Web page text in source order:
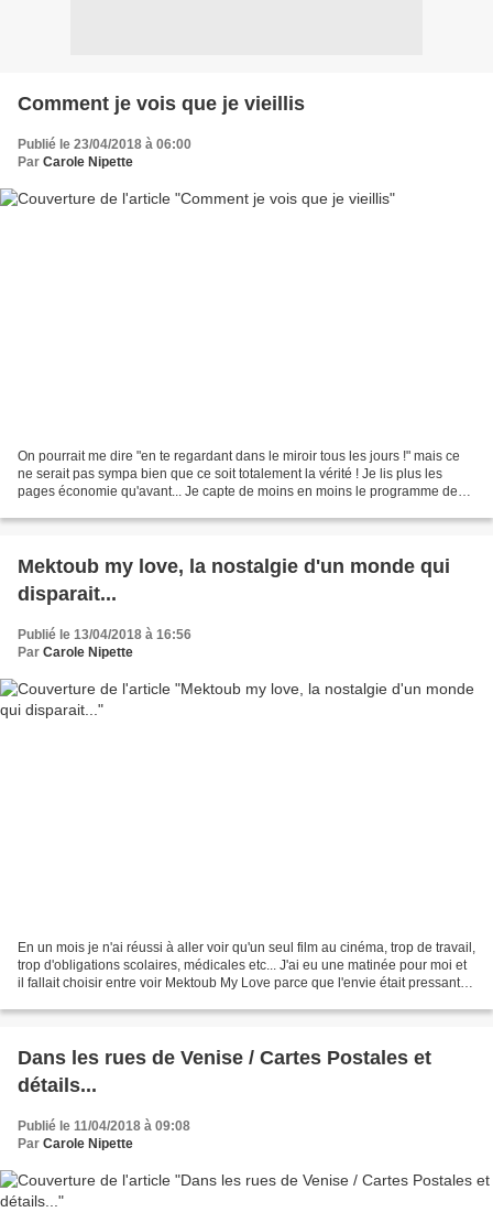
Comment je vois que je vieillis
Publié le 23/04/2018 à 06:00
Par Carole Nipette
On pourrait me dire "en te regardant dans le miroir tous les jours !" mais ce
ne serait pas sympa bien que ce soit totalement la vérité ! Je lis plus les
pages économie qu'avant... Je capte de moins en moins le programme de
Mektoub my love, la nostalgie d'un monde qui
disparait...
Publié le 13/04/2018 à 16:56
Par Carole Nipette
En un mois je n'ai réussi à aller voir qu'un seul film au cinéma, trop de travail,
trop d'obligations scolaires, médicales etc... J'ai eu une matinée pour moi et
il fallait choisir entre voir Mektoub My Love parce que l'envie était pressante
Dans les rues de Venise / Cartes Postales et
détails...
Publié le 11/04/2018 à 09:08
Par Carole Nipette